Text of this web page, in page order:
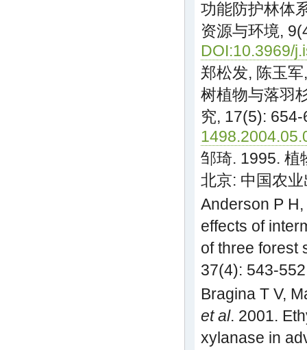
功能防护林体
资源与环境,
DOI:10.3969/
郑松发, 陈玉
树植物与落羽
究, 17(5):
邹琦. 1995. 植
北京: 中国农
Anderson P
effects of
of three forest
37(4): 543-
Bragina T V,
et al. 2001.
xylanase in